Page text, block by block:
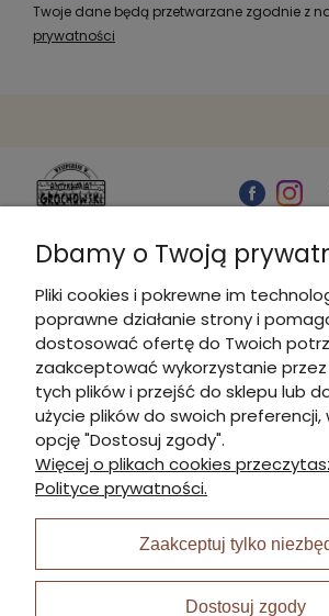
Twoje dane będą przetwarzane zgodnie z
prywatności
Kontakt
Informacje
Płatności i dostawa
Moje konto
I Nagroda w plabiscycie:
Dbamy o Twoją
Pliki cookies i pokrewne im
poprawne działanie strony i
dostosować ofertę do Twoich
zaakceptować wykorzystanie
tych plików i przejść do sklepu lub
użycie plików do swoich preferencji,
opcję "Dostosuj zgody".
Więcej o plikach cookies
Polityce prywatności.
Zaakceptuj tylko
Dostosuj zgody